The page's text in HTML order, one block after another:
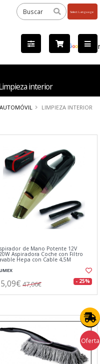
by
interior
LIMPIEZA INTERIOR
de Mano Potente 12V
Aspiradora Coche con Filtro
Hepa con Cable 4,5M
47,06€ - 25%
Oferta